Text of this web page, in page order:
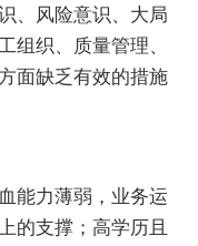
、风险意识、大局
组织、质量管理、
面缺乏有效的措施
能力薄弱，业务运
的支撑；高学历且